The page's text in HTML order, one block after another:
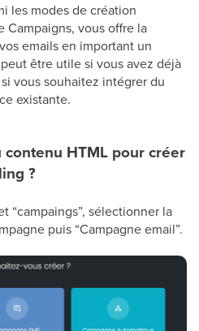
les modes de création
Campaigns, vous offre la
emails en important un
être utile si vous avez déjà
vous souhaitez intégrer du
existante.
HTML pour créer
?
“campaings”, sélectionner la
puis “Campagne email”.